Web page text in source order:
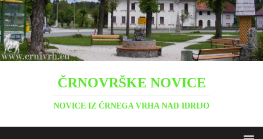
ČRNOVRŠKE NOVICE
NOVICE IZ ČRNEGA VRHA NAD IDRIJO